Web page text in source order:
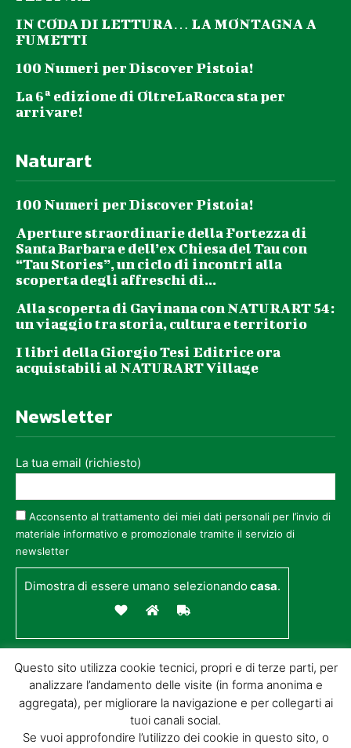
IN CODA DI LETTURA… LA MONTAGNA A
FUMETTI
100 Numeri per Discover Pistoia!
La 6ª edizione di OltreLaRocca sta per
arrivare!
Naturart
100 Numeri per Discover Pistoia!
Aperture straordinarie della Fortezza di
Santa Barbara e dell’ex Chiesa del Tau con
“Tau Stories”, un ciclo di incontri alla
scoperta degli affreschi di...
Alla scoperta di Gavinana con NATURART 54:
un viaggio tra storia, cultura e territorio
I libri della Giorgio Tesi Editrice ora
acquistabili al NATURART Village
Newsletter
La tua email (richiesto)
Acconsento al trattamento dei miei dati personali per l’invio di
materiale informativo e promozionale tramite il servizio di
newsletter
Dimostra di essere umano selezionandocasa.
Questo sito utilizza cookie tecnici, propri e di terze parti, per
analizzare l’andamento delle visite (in forma anonima e
aggregata), per migliorare la navigazione e per collegarti ai
tuoi canali social.
Se vuoi approfondire l’utilizzo dei cookie in questo sito, o